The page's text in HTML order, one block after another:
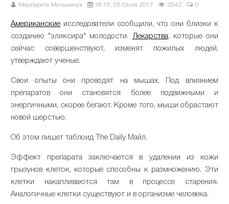
Маргарита Мельничук 18:15, 05 Січня 2017 2542 0
Американские исследователи сообщили, что они близки к
созданию "эликсира" молодости. Лекарства, которые они
сейчас совершенствуют, изменят пожилых людей,
утверждают ученые.
Свои опыты они проводят на мышах. Под влиянием
препаратов они становятся более подвижными и
энергичными, скорее бегают. Кроме того, мыши обрастают
новой шерстью.
Об этом пишет таблоид The Daily Майл.
Эффект препарата заключается в удалении из кожи
грызунов клеток, которые способны к размножению. Эти
клетки накапливаются там в процессе старения.
Аналогичные клетки существуют и в организме человека.